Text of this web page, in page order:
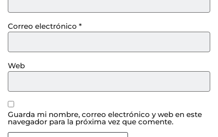
Correo electrónico *
Web
Guarda mi nombre, correo electrónico y web en este
navegador para la próxima vez que comente.